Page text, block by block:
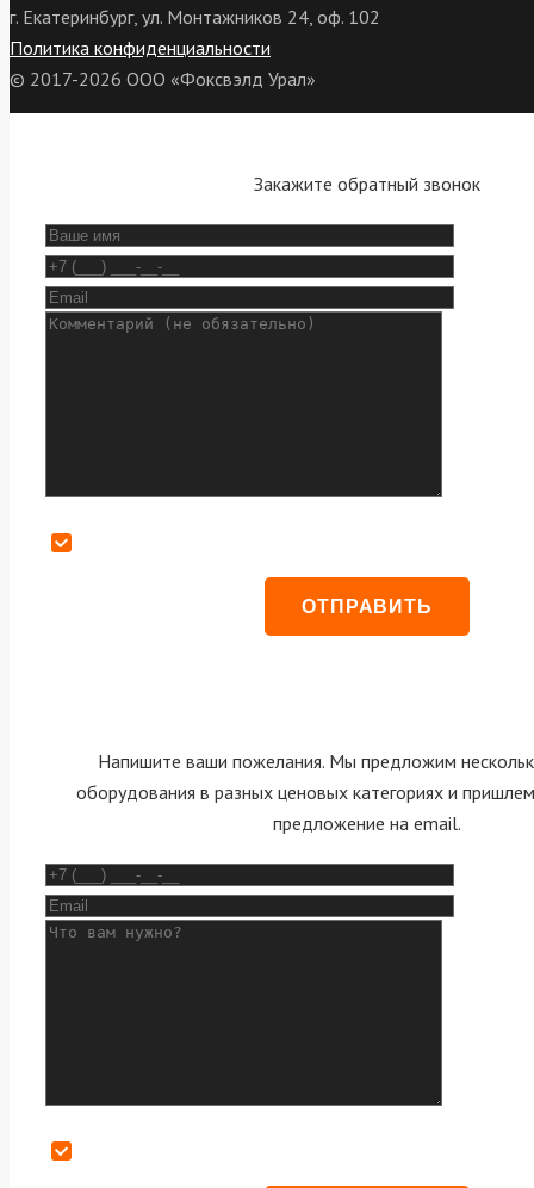
г. Екатеринбург, ул. Монтажников 24, оф. 102
Политика конфиденциальности
© 2017-2026 ООО «Фоксвэлд Урал»
Закажите обратный звонок
Напишите ваши пожелания. Мы предложим
оборудования в разных ценовых категориях и
предложение на email.